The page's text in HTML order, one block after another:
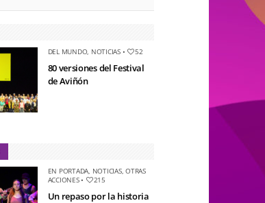
DEL MUNDO, NOTICIAS• 52
80 versiones del Festival
de Aviñón
EN PORTADA, NOTICIAS,OTRAS
ACCIONES• 215
Un repaso por la historia